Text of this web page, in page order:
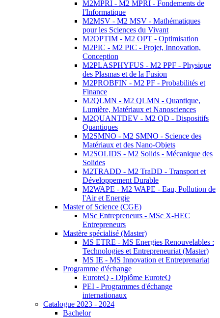
M2MPRI - M2 MPRI - Fondements de
l'Informatique
M2MSV - M2 MSV - Mathématiques
pour les Sciences du Vivant
M2OPTIM - M2 OPT - Optimisation
M2PIC - M2 PIC - Projet, Innovation,
Conception
M2PLASPHYFUS - M2 PPF - Physique
des Plasmas et de la Fusion
M2PROBFIN - M2 PF - Probabilités et
Finance
M2QLMN - M2 QLMN - Quantique,
Lumière, Matériaux et Nanosciences
M2QUANTDEV - M2 QD - Dispositifs
Quantiques
M2SMNO - M2 SMNO - Science des
Matériaux et des Nano-Objets
M2SOLIDS - M2 Solids - Mécanique des
Solides
M2TRADD - M2 TraDD - Transport et
Développement Durable
M2WAPE - M2 WAPE - Eau, Pollution de
l'Air et Energie
Master of Science (CGE)
MSc Entrepreneurs - MSc X-HEC
Entrepreneurs
Mastère spécialisé (Master)
MS ETRE - MS Energies Renouvelables :
Technologies et Entrepreneuriat (Master)
MS IE - MS Innovation et Entreprenariat
Programme d'échange
EuroteQ - Diplôme EuroteQ
PEI - Programmes d'échange
internationaux
Catalogue 2023 - 2024
Bachelor